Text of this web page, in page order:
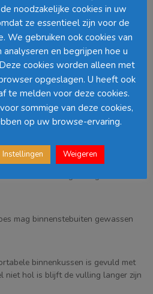
met bedrukte sierkussens.
stijlen. Dit sierkussen heeft een
dit sierkussen is gemaakt van 100%
met een stoere bies. Het kussen
Beide zijde zijn gelijk.
de onderkant voorzien van een rits
mag binnenstebuiten gewassen
binnenkussen is gevuld met
niet hol is blijft de vulling langer zijn
noodzakelijke cookies in uw
ze essentieel zijn voor de
We gebruiken ook cookies van
en begrijpen hoe u
cookies worden alleen met
opgeslagen. U heeft ook
te melden voor deze cookies.
sommige van deze cookies,
op uw browse-ervaring.
Instellingen Weigeren